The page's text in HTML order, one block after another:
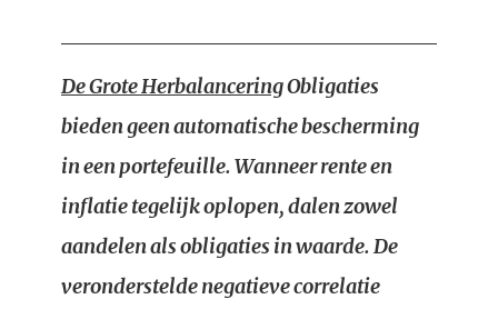
De Grote HerbalanceringObligaties
bieden geen automatische bescherming
in een portefeuille. Wanneer rente en
inflatie tegelijk oplopen, dalen zowel
aandelen als obligaties in waarde. De
veronderstelde negatieve correlatie